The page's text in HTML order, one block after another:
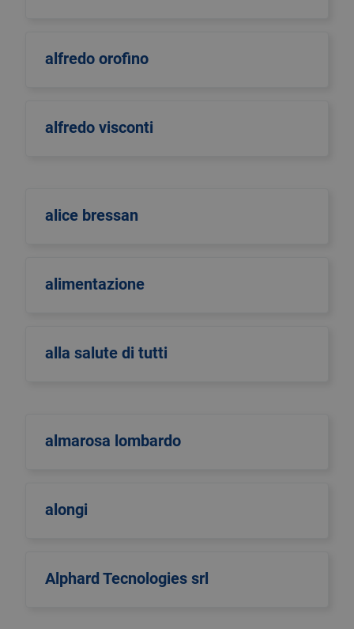
alfredo orofino
alfredo visconti
alice bressan
alimentazione
alla salute di tutti
almarosa lombardo
alongi
Alphard Tecnologies srl